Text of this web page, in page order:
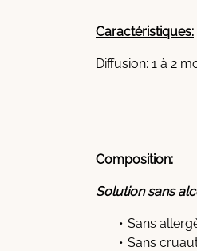
Caractéristiques:
Diffusion: 1 à 2
Composition:
Solution sans
Sans
Sans